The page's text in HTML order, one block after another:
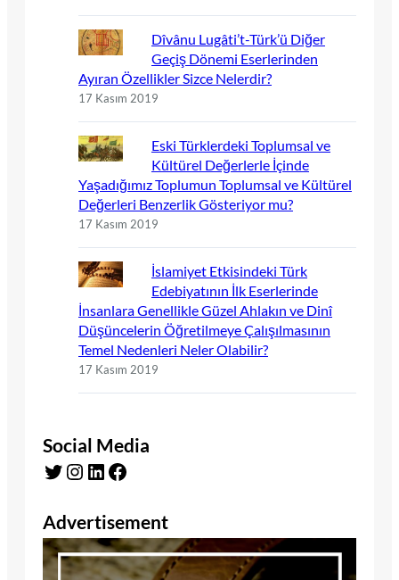
Dîvânu Lugâti’t-Türk’ü Diğer
Geçiş Dönemi Eserlerinden
Ayıran Özellikler Sizce Nelerdir?
17 Kasım 2019
Eski Türklerdeki Toplumsal ve
Kültürel Değerlerle İçinde
Yaşadığımız Toplumun Toplumsal ve Kültürel
Değerleri Benzerlik Gösteriyor mu?
17 Kasım 2019
İslamiyet Etkisindeki Türk
Edebiyatının İlk Eserlerinde
İnsanlara Genellikle Güzel Ahlakın ve Dinî
Düşüncelerin Öğretilmeye Çalışılmasının
Temel Nedenleri Neler Olabilir?
17 Kasım 2019
Social Media
Twitter Instagram LinkedIn Facebook
Advertisement